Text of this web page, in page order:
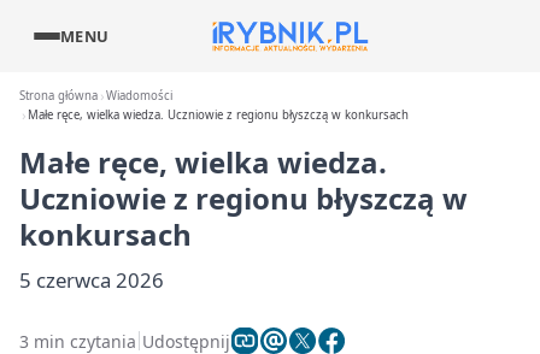
MENU
Strona główna Wiadomości
Małe ręce, wielka wiedza. Uczniowie z regionu błyszczą w konkursach
Małe ręce, wielka wiedza.
Uczniowie z regionu błyszczą w
konkursach
5 czerwca 2026
3 min czytania Udostępnij